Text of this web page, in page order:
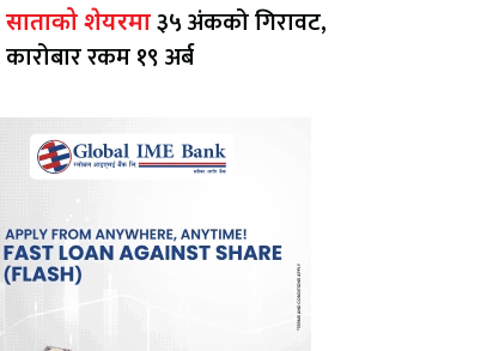
साताको शेयरमा३५ अंकको गिरावट,
कारोबार रकम १९ अर्ब